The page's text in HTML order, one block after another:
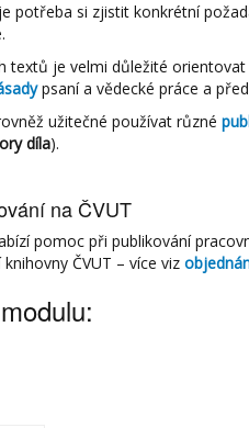
potřeba si zjistit konkrétní
textů je velmi důležité orientovat
psaní a vědecké práce a
užitečné používat různé
díla).
na ČVUT
pomoc při publikování
ČVUT – více viz